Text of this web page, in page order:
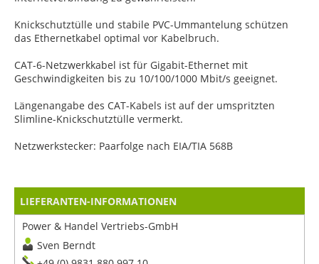
Knickschutztülle und stabile PVC-Ummantelung schützen
das Ethernetkabel optimal vor Kabelbruch.
CAT-6-Netzwerkkabel ist für Gigabit-Ethernet mit
Geschwindigkeiten bis zu 10/100/1000 Mbit/s geeignet.
Längenangabe des CAT-Kabels ist auf der umspritzten
Slimline-Knickschutztülle vermerkt.
Netzwerkstecker: Paarfolge nach EIA/TIA 568B
LIEFERANTEN-INFORMATIONEN
Power & Handel Vertriebs-GmbH
Sven Berndt